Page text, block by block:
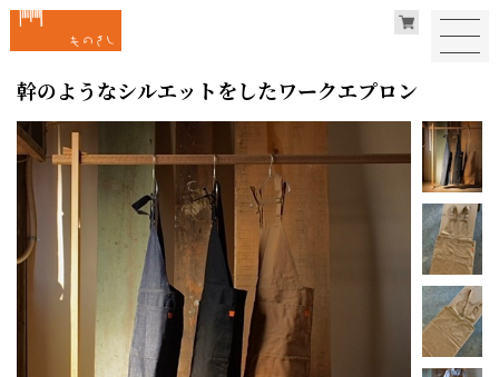
幹のようなシルエットをしたワークエプロン